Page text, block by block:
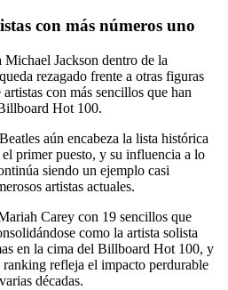
con más números uno
Jackson dentro de la
rezagado frente a otras figuras
con más sencillos que han
Hot 100.
aún encabeza la lista histórica
primer puesto, y su influencia a lo
siendo un ejemplo casi
artistas actuales.
Carey con 19 sencillos que
como la artista solista
en la cima del Billboard Hot 100, y
ranking refleja el impacto perdurable
décadas.